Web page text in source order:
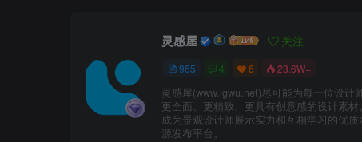
根据植物不同的围合方式，所营造出来的植
空间。
灵感屋 关注
965 4 6 23.6W+
灵感屋(www.lgwu.net)尽可能为每一位设计
更全面、更精致、更具有创意感的设计素材
成为景观设计师展示实力和互相学习的优质
源发布平台。